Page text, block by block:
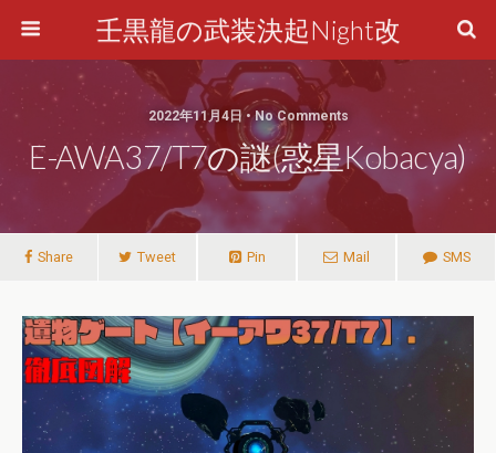
壬黒龍の武装決起Night改
2022年11月4日 • No Comments
E-AWA37/T7の謎(惑星Kobacya)
Share Tweet Pin Mail SMS